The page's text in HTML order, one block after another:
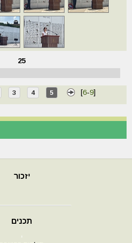
25
3 4 5 [6-9]
יזכור
תכנים
י